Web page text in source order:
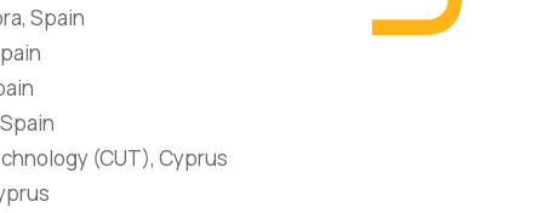
Spain
(CUT), Cyprus